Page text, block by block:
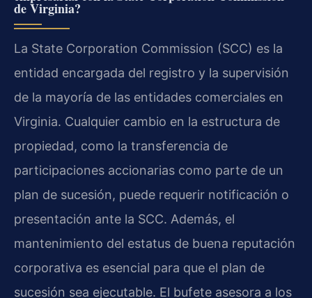
de Virginia?
La State Corporation Commission (SCC) es la
entidad encargada del registro y la supervisión
de la mayoría de las entidades comerciales en
Virginia. Cualquier cambio en la estructura de
propiedad, como la transferencia de
participaciones accionarias como parte de un
plan de sucesión, puede requerir notificación o
presentación ante la SCC. Además, el
mantenimiento del estatus de buena reputación
corporativa es esencial para que el plan de
sucesión sea ejecutable. El bufete asesora a los